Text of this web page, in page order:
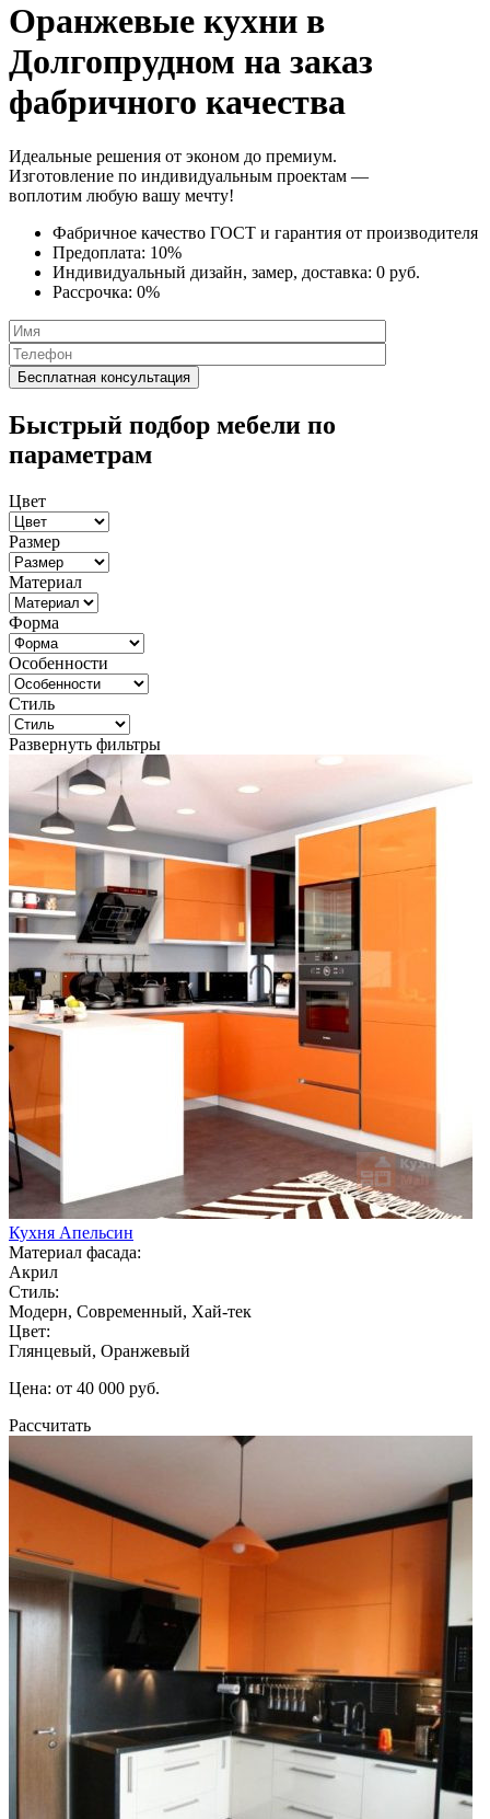
Оранжевые кухни в
Долгопрудном на заказ
фабричного качества
Идеальные решения от эконом до премиум.
Изготовление по индивидуальным проектам —
воплотим любую вашу мечту!
Фабричное качество ГОСТ и гарантия от производителя
Предоплата: 10%
Индивидуальный дизайн, замер, доставка: 0 руб.
Рассрочка: 0%
Быстрый подбор мебели по
параметрам
Цвет
Размер
Материал
Форма
Особенности
Стиль
Развернуть фильтры
Кухня Апельсин
Материал фасада:
Акрил
Стиль:
Модерн, Современный, Хай-тек
Цвет:
Глянцевый, Оранжевый
Цена: от 40 000 руб.
Рассчитать